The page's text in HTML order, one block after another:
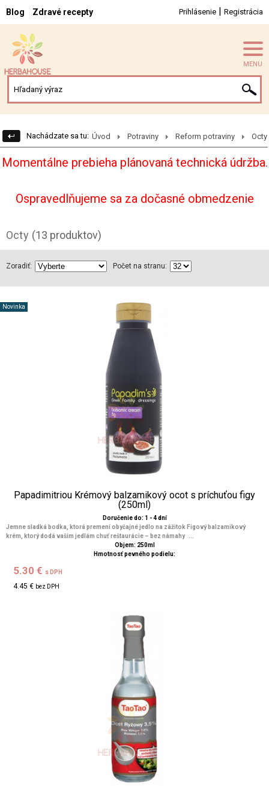
Blog Zdravé recepty Prihlásenie | Registrácia
MENU
Nachádzate sa tu: Úvod Potraviny Reform potraviny Octy
Momentálne prebieha plánovaná technická údržba.
Ospravedlňujeme sa za dočasné obmedzenie
Octy (13 produktov)
Zoradiť: Počet na stranu:
Novinka
Papadimitriou Krémový balzamikový ocot s príchuťou figy
(250ml)
Doručenie do: 1 - 4 dní
Jemne sladká bodka, ktorá premení obyčajné jedlo na zážitok Figový balzamikový
krém, ktorý dodá vašim jedlám chuť reštaurácie – bez námahy ...
Objem: 250ml
Hmotnosť pevného podielu:
5.30 € s DPH
4.45 € bez DPH